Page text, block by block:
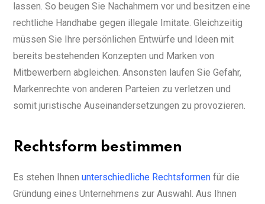
lassen. So beugen Sie Nachahmern vor und besitzen eine
rechtliche Handhabe gegen illegale Imitate. Gleichzeitig
müssen Sie Ihre persönlichen Entwürfe und Ideen mit
bereits bestehenden Konzepten und Marken von
Mitbewerbern abgleichen. Ansonsten laufen Sie Gefahr,
Markenrechte von anderen Parteien zu verletzen und
somit juristische Auseinandersetzungen zu provozieren.
Rechtsform bestimmen
Es stehen Ihnen unterschiedliche Rechtsformen für die
Gründung eines Unternehmens zur Auswahl. Aus Ihnen